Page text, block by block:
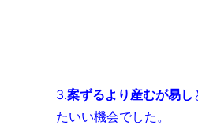
3.案ずるより産むが易し
たいい機会でした。